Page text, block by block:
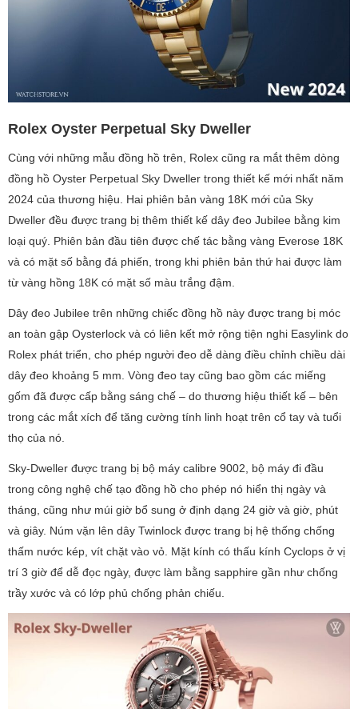
Rolex Oyster Perpetual Sky Dweller
Cùng với những mẫu đồng hồ trên, Rolex cũng ra mắt thêm dòng
đồng hồ Oyster Perpetual Sky Dweller trong thiết kế mới nhất năm
2024 của thương hiệu. Hai phiên bản vàng 18K mới của Sky
Dweller đều được trang bị thêm thiết kế dây đeo Jubilee bằng kim
loại quý. Phiên bản đầu tiên được chế tác bằng vàng Everose 18K
và có mặt số bằng đá phiến, trong khi phiên bản thứ hai được làm
từ vàng hồng 18K có mặt số màu trắng đậm.
Dây đeo Jubilee trên những chiếc đồng hồ này được trang bị móc
an toàn gập Oysterlock và có liên kết mở rộng tiện nghi Easylink do
Rolex phát triển, cho phép người đeo dễ dàng điều chỉnh chiều dài
dây đeo khoảng 5 mm. Vòng đeo tay cũng bao gồm các miếng
gốm đã được cấp bằng sáng chế – do thương hiệu thiết kế – bên
trong các mắt xích để tăng cường tính linh hoạt trên cổ tay và tuổi
thọ của nó.
Sky-Dweller được trang bị bộ máy calibre 9002, bộ máy đi đầu
trong công nghệ chế tạo đồng hồ cho phép nó hiển thị ngày và
tháng, cũng như múi giờ bổ sung ở định dạng 24 giờ và giờ, phút
và giây. Núm vặn lên dây Twinlock được trang bị hệ thống chống
thấm nước kép, vít chặt vào vỏ. Mặt kính có thấu kính Cyclops ở vị
trí 3 giờ để dễ đọc ngày, được làm bằng sapphire gần như chống
trầy xước và có lớp phủ chống phản chiếu.